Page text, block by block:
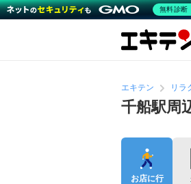
エキテン リラ
千船駅周
お店に行
無料診断